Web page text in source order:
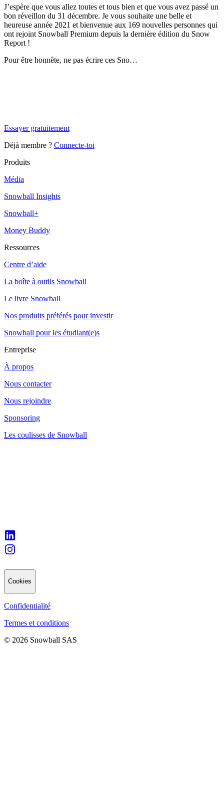
J’espère que vous allez toutes et tous bien et que vous avez passé un
bon réveillon du 31 décembre. Je vous souhaite une belle et
heureuse année 2021 et bienvenue aux 169 nouvelles personnes qui
ont rejoint Snowball Premium depuis la dernière édition du Snow
Report !
Pour être honnête, ne pas écrire ces Sno…
Essayer gratuitement
Déjà membre ? Connecte-toi
Produits
Média
Snowball Insights
Snowball+
Money Buddy
Ressources
Centre d’aide
La boîte à outils Snowball
Le livre Snowball
Nos produits préférés pour investir
Snowball pour les étudiant(e)s
Entreprise
À propos
Nous contacter
Nous rejoindre
Sponsoring
Les coulisses de Snowball
Cookies
Confidentialité
Termes et conditions
© 2026 Snowball SAS